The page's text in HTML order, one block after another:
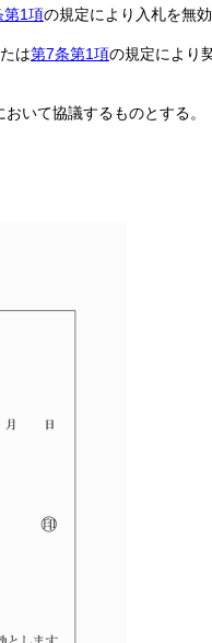
第1項の規定により入札を無
は第7条第1項の規定により
いて協議するものとする。